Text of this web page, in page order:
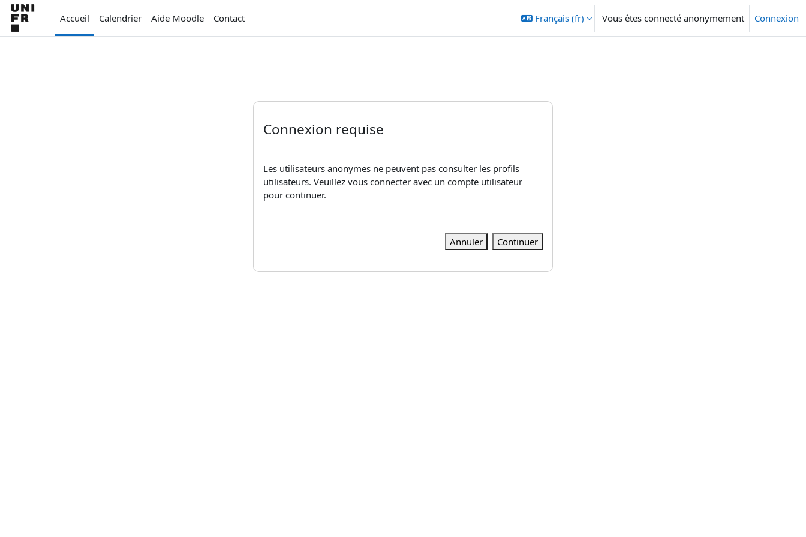
Passer au contenu principal
Accueil
Calendrier Aide Moodle Contact Français ‎(fr)‎ Vous êtes connecté anonymement Connexion
Connexion requise
Les utilisateurs anonymes ne peuvent pas consulter les profils
utilisateurs. Veuillez vous connecter avec un compte utilisateur
pour continuer.
Annuler Continuer